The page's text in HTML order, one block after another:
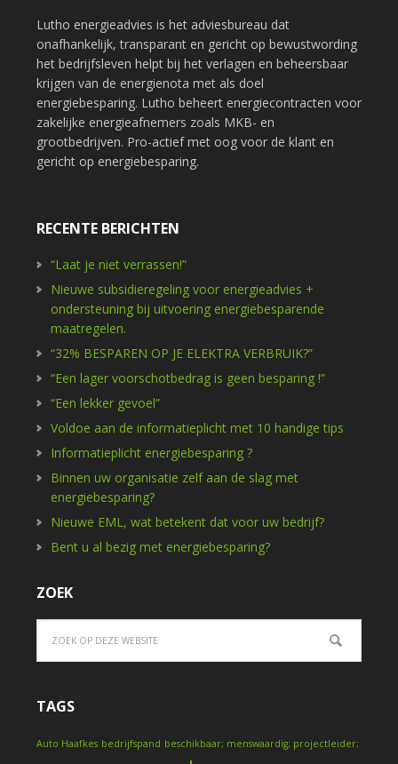
Lutho energieadvies is het adviesbureau dat
onafhankelijk, transparant en gericht op bewustwording
het bedrijfsleven helpt bij het verlagen en beheersbaar
krijgen van de energienota met als doel
energiebesparing. Lutho beheert energiecontracten voor
zakelijke energieafnemers zoals MKB- en
grootbedrijven. Pro-actief met oog voor de klant en
gericht op energiebesparing.
RECENTE BERICHTEN
“Laat je niet verrassen!”
Nieuwe subsidieregeling voor energieadvies +
ondersteuning bij uitvoering energiebesparende
maatregelen.
“32% BESPAREN OP JE ELEKTRA VERBRUIK?”
“Een lager voorschotbedrag is geen besparing !”
“Een lekker gevoel”
Voldoe aan de informatieplicht met 10 handige tips
Informatieplicht energiebesparing ?
Binnen uw organisatie zelf aan de slag met
energiebesparing?
Nieuwe EML, wat betekent dat voor uw bedrijf?
Bent u al bezig met energiebesparing?
ZOEK
TAGS
Auto Haafkes bedrijfspand beschikbaar; menswaardig; projectleider;